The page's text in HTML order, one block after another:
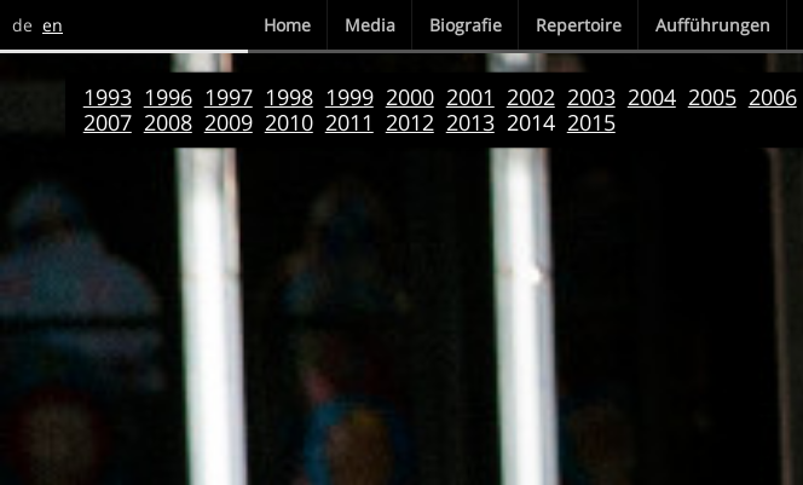
Home Media Biografie Repertoire Aufführungen
de en
1993 1996 1997 1998 1999 2000 2001 2002 2003 2004 2005 2006
2007 2008 2009 2010 2011 2012 2013 2014 2015